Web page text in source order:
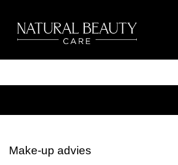
Make-up advies